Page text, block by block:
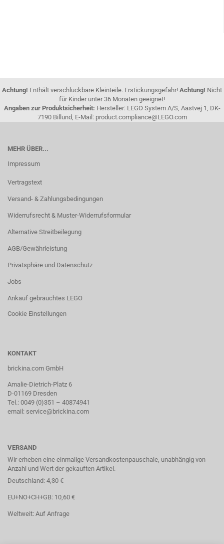
Achtung! Enthält verschluckbare Kleinteile. Erstickungsgefahr! Achtung! Nicht
für Kinder unter 36 Monaten geeignet!
Angaben zur Produktsicherheit: Hersteller: LEGO System A/S, Aastvej 1, DK-
7190 Billund, E-Mail: product.compliance@LEGO.com
MEHR ÜBER...
Impressum
Vertragstext
Versand- & Zahlungsbedingungen
Widerrufsrecht & Muster-Widerrufsformular
Alternative Streitbeilegung
AGB/Gewährleistung
Privatsphäre und Datenschutz
Jobs
Ankauf gebrauchtes LEGO
Cookie Einstellungen
KONTAKT
brickina.com GmbH
Amalie-Dietrich-Platz 6
D-01169 Dresden
Tel.: 0049 (0)351 – 40874941
email: service@brickina.com
VERSAND
Wir erheben eine einmalige Versandkostenpauschale, unabhängig von
Anzahl und Wert der gekauften Artikel.
Deutschland: 4,30 €
EU+NO+CH+GB: 10,60 €
Weltweit: Auf Anfrage